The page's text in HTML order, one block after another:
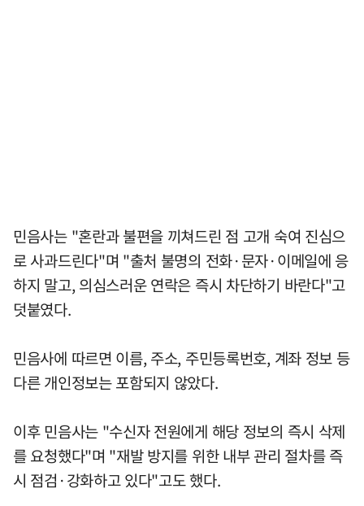
민음사는 "혼란과 불편을 끼쳐드린 점 고개 숙여 진심으
로 사과드린다"며 "출처 불명의 전화·문자·이메일에 응
하지 말고, 의심스러운 연락은 즉시 차단하기 바란다"고
덧붙였다.
민음사에 따르면 이름, 주소, 주민등록번호, 계좌 정보 등
다른 개인정보는 포함되지 않았다.
이후 민음사는 "수신자 전원에게 해당 정보의 즉시 삭제
를 요청했다"며 "재발 방지를 위한 내부 관리 절차를 즉
시 점검·강화하고 있다"고도 했다.